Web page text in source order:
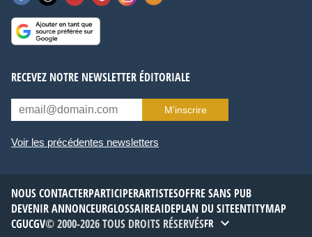
RECEVEZ NOTRE NEWSLETTER ÉDITORIALE
M’inscrire
Voir les précédentes newsletters
NOUS CONTACTERPARTICIPERARTISTESOFFRE SANS PUB
DEVENIR ANNONCEURGLOSSAIREAIDEPLAN DU SITEENTITYMAP
CGUCGV© 2000-2026 TOUS DROITS RÉSERVÉSFR